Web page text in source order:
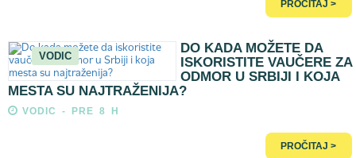
PROČITAJ >
VODIC
DO KADA MOŽETE DA
ISKORISTITE VAUČERE ZA
ODMOR U SRBIJI I KOJA
MESTA SU NAJTRAŽENIJA?
VODIC - PRE 8 H
PROČITAJ >